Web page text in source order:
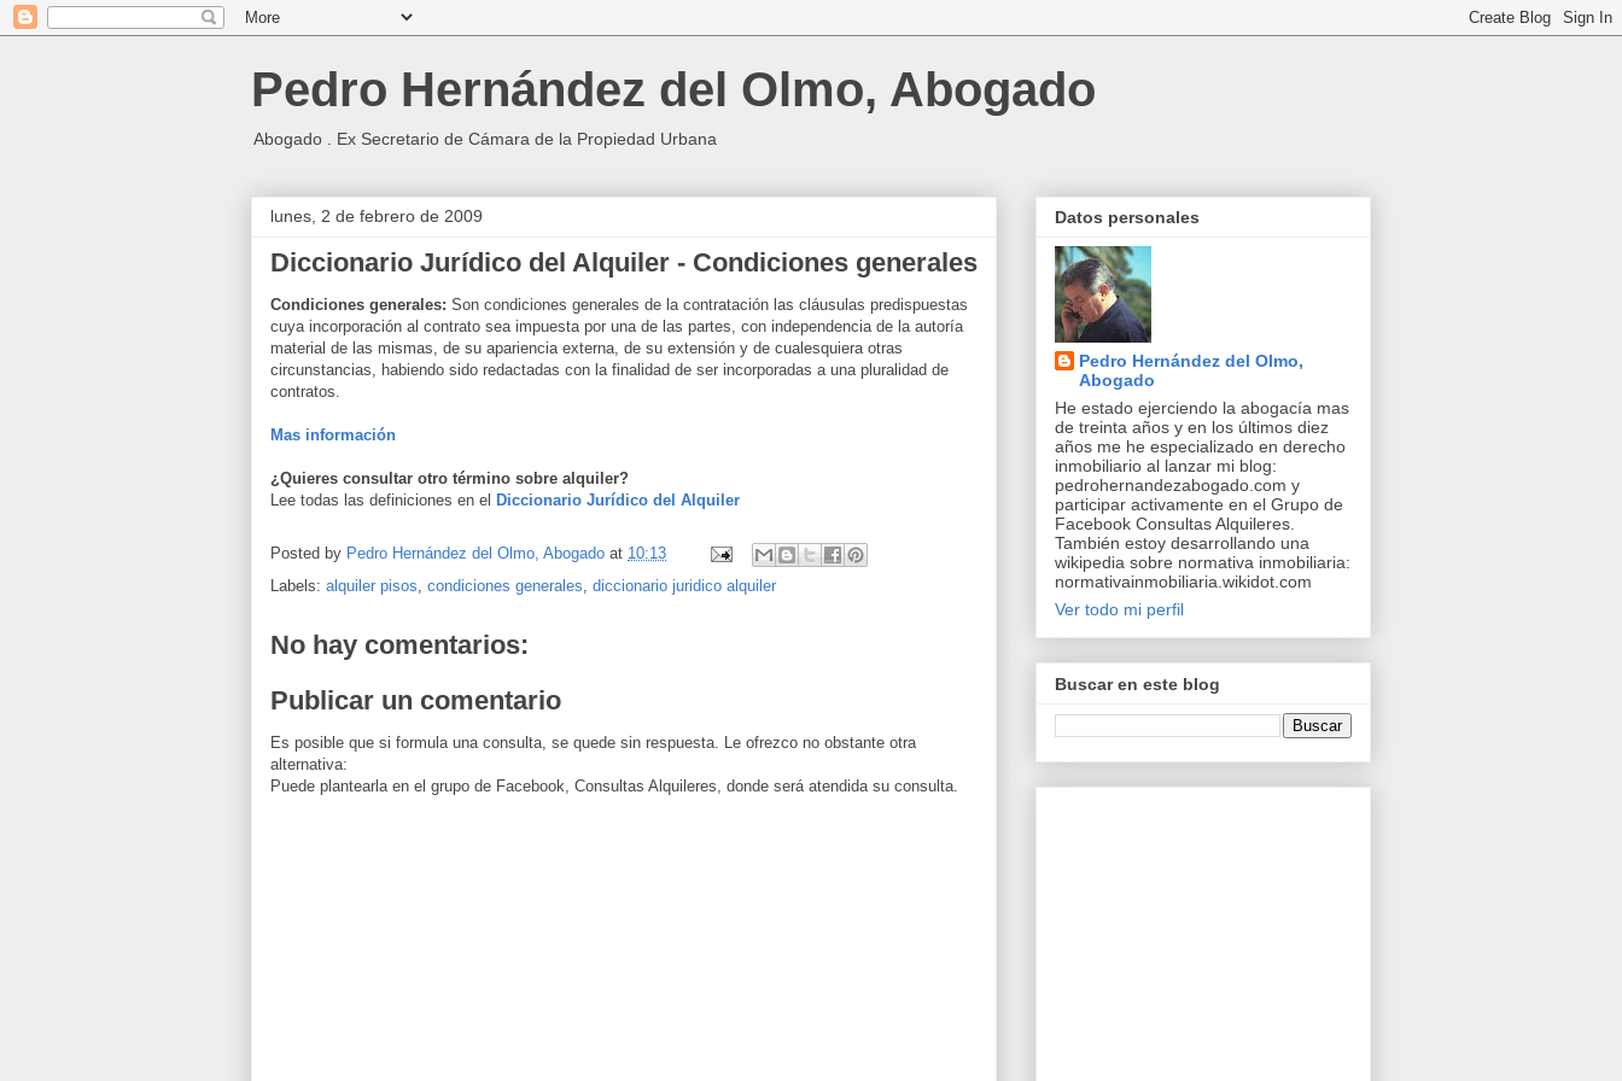
Pedro Hernández del Olmo, Abogado
Abogado . Ex Secretario de Cámara de la Propiedad Urbana
lunes, 2 de febrero de 2009
Diccionario Jurídico del Alquiler - Condiciones generales
Condiciones generales: Son condiciones generales de la contratación las cláusulas predispuestas
cuya incorporación al contrato sea impuesta por una de las partes, con independencia de la autoría
material de las mismas, de su apariencia externa, de su extensión y de cualesquiera otras
circunstancias, habiendo sido redactadas con la finalidad de ser incorporadas a una pluralidad de
contratos.
Mas información
¿Quieres consultar otro término sobre alquiler?
Lee todas las definiciones en el Diccionario Jurídico del Alquiler
Posted by Pedro Hernández del Olmo, Abogado at 10:13
Labels: alquiler pisos, condiciones generales, diccionario juridico alquiler
No hay comentarios:
Publicar un comentario
Es posible que si formula una consulta, se quede sin respuesta. Le ofrezco no obstante otra
alternativa:
Puede plantearla en el grupo de Facebook, Consultas Alquileres, donde será atendida su consulta.
Datos personales
Pedro Hernández del Olmo,
Abogado
He estado ejerciendo la abogacía mas
de treinta años y en los últimos diez
años me he especializado en derecho
inmobiliario al lanzar mi blog:
pedrohernandezabogado.com y
participar activamente en el Grupo de
Facebook Consultas Alquileres.
También estoy desarrollando una
wikipedia sobre normativa inmobiliaria:
normativainmobiliaria.wikidot.com
Ver todo mi perfil
Buscar en este blog